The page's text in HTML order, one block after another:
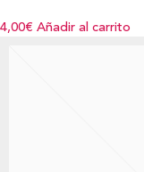
4,00€ Añadir al carrito